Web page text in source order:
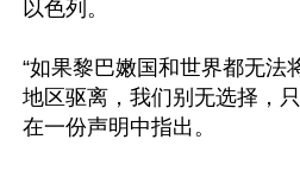
以色列。
“如果黎巴嫩国和世界都无法
地区驱离，我们别无选择，
在一份声明中指出。